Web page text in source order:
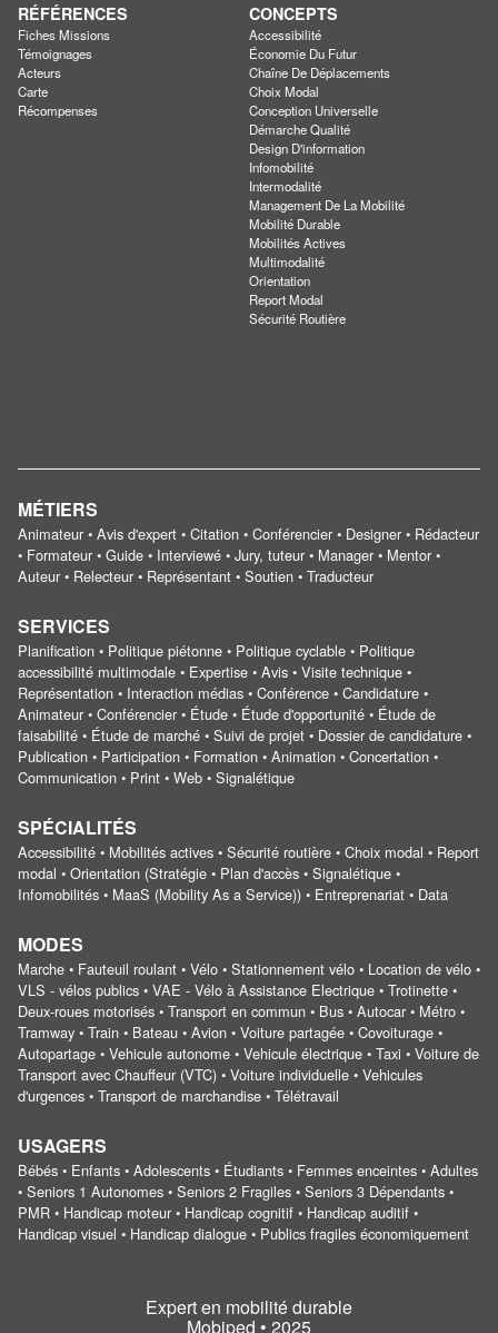
RÉFÉRENCES
Fiches Missions
Témoignages
Acteurs
Carte
Récompenses
CONCEPTS
Accessibilité
Économie Du Futur
Chaîne De Déplacements
Choix Modal
Conception Universelle
Démarche Qualité
Design D'information
Infomobilité
Intermodalité
Management De La Mobilité
Mobilité Durable
Mobilités Actives
Multimodalité
Orientation
Report Modal
Sécurité Routière
MÉTIERS
Animateur • Avis d'expert • Citation • Conférencier • Designer • Rédacteur
• Formateur • Guide • Interviewé • Jury, tuteur • Manager • Mentor •
Auteur • Relecteur • Représentant • Soutien • Traducteur
SERVICES
Planification • Politique piétonne • Politique cyclable • Politique
accessibilité multimodale • Expertise • Avis • Visite technique •
Représentation • Interaction médias • Conférence • Candidature •
Animateur • Conférencier • Étude • Étude d'opportunité • Étude de
faisabilité • Étude de marché • Suivi de projet • Dossier de candidature •
Publication • Participation • Formation • Animation • Concertation •
Communication • Print • Web • Signalétique
SPÉCIALITÉS
Accessibilité • Mobilités actives • Sécurité routière • Choix modal • Report
modal • Orientation (Stratégie • Plan d'accès • Signalétique •
Infomobilités • MaaS (Mobility As a Service)) • Entreprenariat • Data
MODES
Marche • Fauteuil roulant • Vélo • Stationnement vélo • Location de vélo •
VLS - vélos publics • VAE - Vélo à Assistance Electrique • Trotinette •
Deux-roues motorisés • Transport en commun • Bus • Autocar • Métro •
Tramway • Train • Bateau • Avion • Voiture partagée • Covoiturage •
Autopartage • Vehicule autonome • Vehicule électrique • Taxi • Voiture de
Transport avec Chauffeur (VTC) • Voiture individuelle • Vehicules
d'urgences • Transport de marchandise • Télétravail
USAGERS
Bébés • Enfants • Adolescents • Étudiants • Femmes enceintes • Adultes
• Seniors 1 Autonomes • Seniors 2 Fragiles • Seniors 3 Dépendants •
PMR • Handicap moteur • Handicap cognitif • Handicap auditif •
Handicap visuel • Handicap dialogue • Publics fragiles économiquement
Expert en mobilité durable
Mobiped • 2025